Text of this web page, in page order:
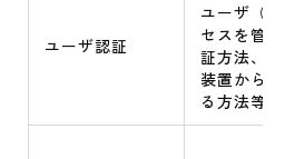
ユーザ認証
ユーザ（
セスを管
証方法、
装置から
る方法等